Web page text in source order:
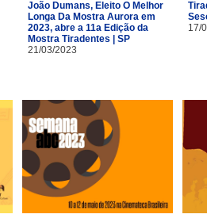
João Dumans, Eleito O Melhor
Longa Da Mostra Aurora em
2023, abre a 11a Edição da
Mostra Tiradentes | SP
21/03/2023
17/